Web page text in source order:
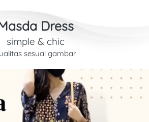
Dress
simple & chic
sesuai gambar